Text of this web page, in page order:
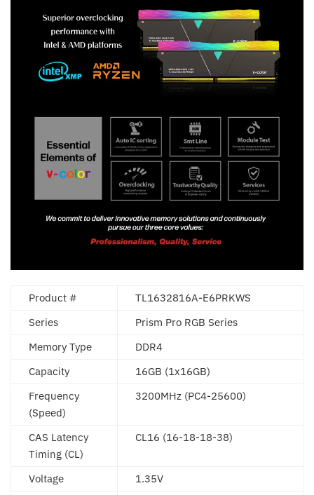
Product #
TL1632816A-E6PRKWS
Series
Prism Pro RGB Series
Memory Type
DDR4
Capacity
16GB (1x16GB)
Frequency
(Speed)
3200MHz (PC4-25600)
CAS Latency
Timing (CL)
CL16 (16-18-18-38)
Voltage
1.35V